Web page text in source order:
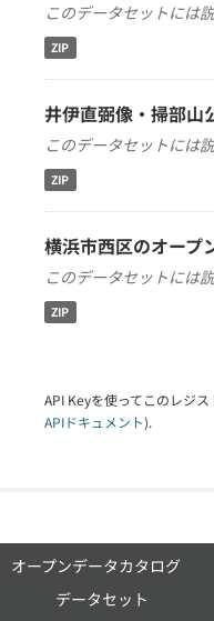
このデータセットには
ZIP
井伊直弼像・掃部山
このデータセットには
ZIP
横浜市西区のオープ
このデータセットには
ZIP
API Keyを使ってこのレジ
APIドキュメント).
オープンデータカタログ
データセット